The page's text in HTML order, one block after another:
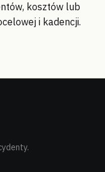
kosztów lub
i kadencji.